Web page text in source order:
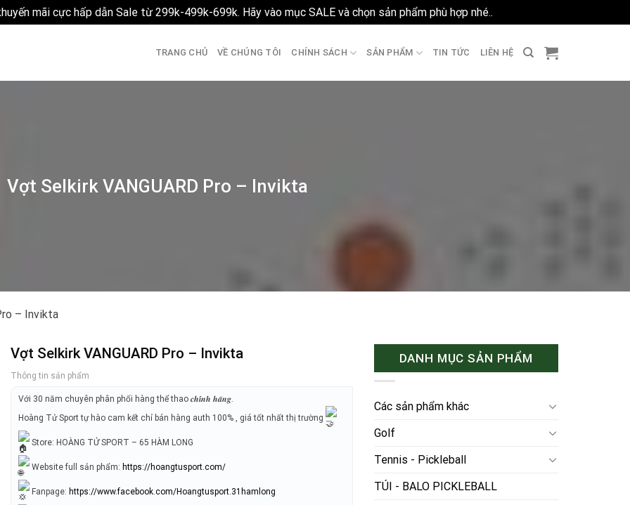
mãi cực hấp dẫn Sale từ 299k-499k-699k. Hãy vào mục SALE và chọn sản phẩm phù hợp nhé..
TRANG CHỦ VỀ CHÚNG TÔI CHÍNH SÁCH SẢN PHẨM TIN TỨC LIÊN HỆ
Vợt Selkirk VANGUARD Pro – Invikta
– Invikta
Vợt Selkirk VANGUARD Pro – Invikta
Thông tin sản phẩm
Với 30 năm chuyên phân phối hàng thể thao 𝒄𝒉𝒊́𝒏𝒉 𝒉𝒂̃𝒏𝒈.
Hoàng Tử Sport tự hào cam kết chỉ bán hàng auth 100% , giá tốt nhất thị trường
Store: HOÀNG TỬ SPORT – 65 HÀM LONG
Website full sản phẩm: https://hoangtusport.com/
Fanpage: https://www.facebook.com/Hoangtusport.31hamlong
DANH MỤC SẢN PHẨM
Các sản phẩm khác
Golf
Tennis - Pickleball
TÚI - BALO PICKLEBALL